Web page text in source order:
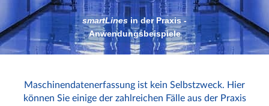
smartLines in der Praxis -
Anwendungsbeispiele
Maschinendatenerfassung ist kein Selbstzweck. Hier
können Sie einige der zahlreichen Fälle aus der Praxis